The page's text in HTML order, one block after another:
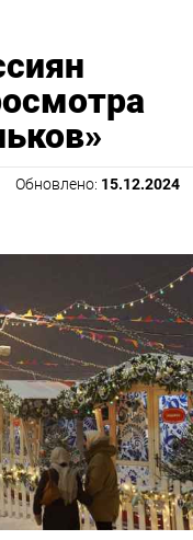
Обновлено: 15.12.2024